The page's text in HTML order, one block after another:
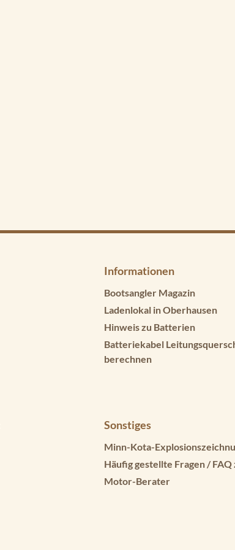
Informationen
Bootsangler Magazin
Ladenlokal in Oberhausen
Hinweis zu Batterien
Batteriekabel
berechnen
Sonstiges
Minn-Kota-
Häufig gestellte Fragen /
Motor-Berater